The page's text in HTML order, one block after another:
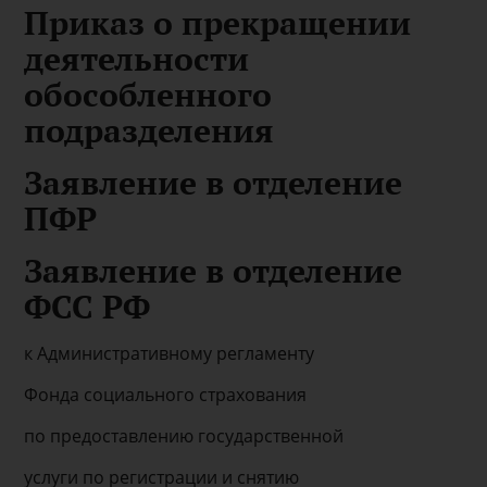
Приказ о прекращении
деятельности
обособленного
подразделения
Заявление в отделение
ПФР
Заявление в отделение
ФСС РФ
к Административному регламенту
Фонда социального страхования
по предоставлению государственной
услуги по регистрации и снятию